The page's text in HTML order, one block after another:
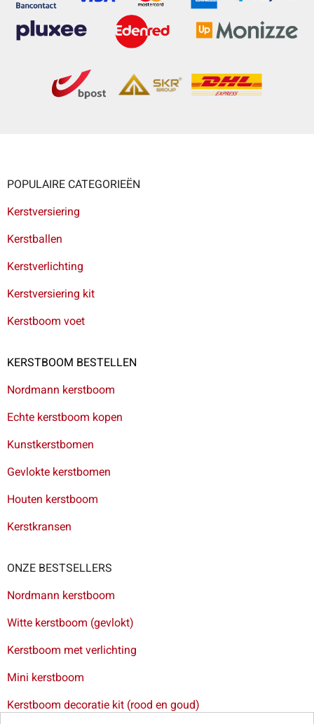
POPULAIRE CATEGORIEËN
Kerstversiering
Kerstballen
Kerstverlichting
Kerstversiering kit
Kerstboom voet
KERSTBOOM BESTELLEN
Nordmann kerstboom
Echte kerstboom kopen
Kunstkerstbomen
Gevlokte kerstbomen
Houten kerstboom
Kerstkransen
ONZE BESTSELLERS
Nordmann kerstboom
Witte kerstboom (gevlokt)
Kerstboom met verlichting
Mini kerstboom
Kerstboom decoratie kit (rood en goud)